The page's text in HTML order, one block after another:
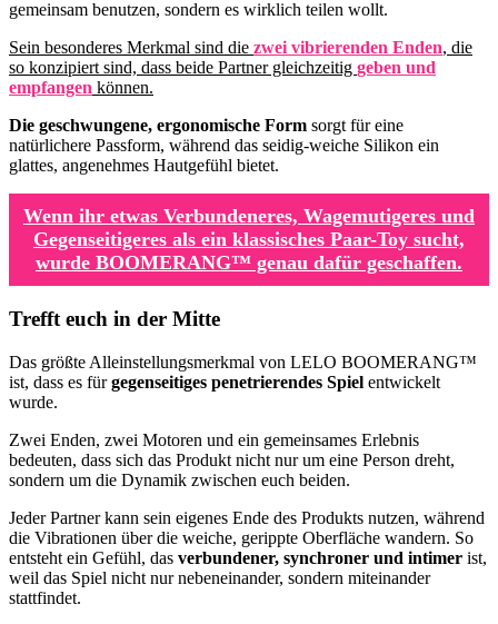
gemeinsam benutzen, sondern es wirklich teilen wollt.
Sein besonderes Merkmal sind die zwei vibrierenden Enden, die
so konzipiert sind, dass beide Partner gleichzeitig geben und
empfangen können.
Die geschwungene, ergonomische Form sorgt für eine
natürlichere Passform, während das seidig-weiche Silikon ein
glattes, angenehmes Hautgefühl bietet.
Wenn ihr etwas Verbundeneres, Wagemutigeres und
Gegenseitigeres als ein klassisches Paar-Toy sucht,
wurde BOOMERANG™ genau dafür geschaffen.
Trefft euch in der Mitte
Das größte Alleinstellungsmerkmal von LELO BOOMERANG™
ist, dass es fürgegenseitiges penetrierendes Spiel entwickelt
wurde.
Zwei Enden, zwei Motoren und ein gemeinsames Erlebnis
bedeuten, dass sich das Produkt nicht nur um eine Person dreht,
sondern um die Dynamik zwischen euch beiden.
Jeder Partner kann sein eigenes Ende des Produkts nutzen, während
die Vibrationen über die weiche, gerippte Oberfläche wandern. So
entsteht ein Gefühl, das verbundener, synchroner und intimer ist,
weil das Spiel nicht nur nebeneinander, sondern miteinander
stattfindet.